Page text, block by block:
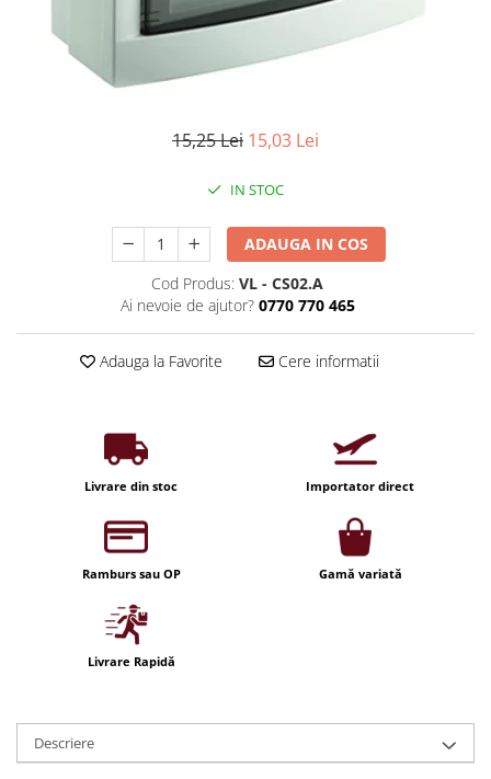
Iluminat arhitectural
Lampadare
Becuri LED Smart
Becuri LED cu filament
Corpuri de emergenta
Lustre LED
Profil banda LED
Fotosenzori si Senzori de miscare
Sina Magnetica Slim LIMBO
Iluminat decorativ de Craciun
15,25 Lei 15,03 Lei
IN STOC
ADAUGA IN COS
Cod Produs: VL - CS02.A
Ai nevoie de ajutor? 0770 770 465
Adauga la Favorite Cere informatii
Livrare din stoc Importator direct
Ramburs sau OP Gamă variată
Livrare Rapidă
Descriere